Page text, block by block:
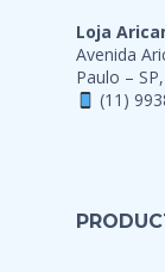
Loja
Avenida
Paulo –
(11)